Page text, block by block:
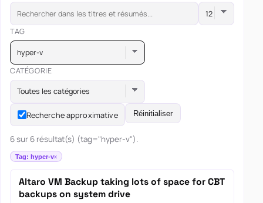
TAG
hyper-v
CATÉGORIE
Toutes les catégories
Recherche approximative Réinitialiser
6 sur 6 résultat(s) (tag="hyper-v").
Tag: hyper-v
Altaro VM Backup taking lots of space for CBT
backups on system drive